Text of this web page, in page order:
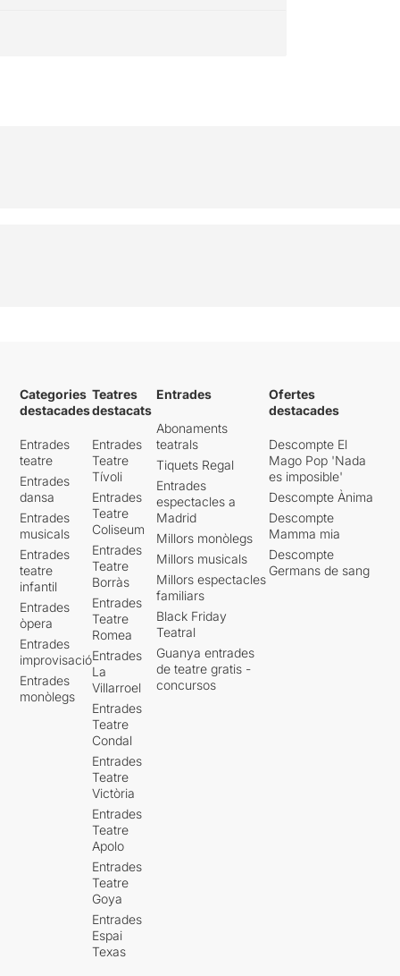
Categories
destacades
Entrades
teatre
Entrades
dansa
Entrades
musicals
Entrades
teatre
infantil
Entrades
òpera
Entrades
improvisació
Entrades
monòlegs
Teatres
destacats
Entrades
Teatre
Tívoli
Entrades
Teatre
Coliseum
Entrades
Teatre
Borràs
Entrades
Teatre
Romea
Entrades
La
Villarroel
Entrades
Teatre
Condal
Entrades
Teatre
Victòria
Entrades
Teatre
Apolo
Entrades
Teatre
Goya
Entrades
Espai
Texas
Entrades
Abonaments
teatrals
Tiquets Regal
Entrades
espectacles a
Madrid
Millors monòlegs
Millors musicals
Millors espectacles
familiars
Black Friday
Teatral
Guanya entrades
de teatre gratis -
concursos
Ofertes
destacades
Descompte El
Mago Pop 'Nada
es imposible'
Descompte Ànima
Descompte
Mamma mia
Descompte
Germans de sang